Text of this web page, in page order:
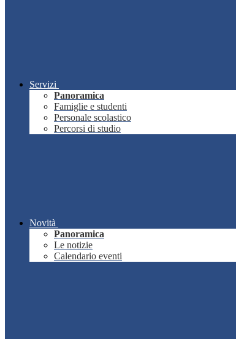
Servizi
Panoramica
Famiglie e studenti
Personale scolastico
Percorsi di studio
Novità
Panoramica
Le notizie
Calendario eventi